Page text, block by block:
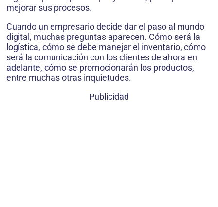
mejorar sus procesos.
Cuando un empresario decide dar el paso al mundo
digital, muchas preguntas aparecen. Cómo será la
logística, cómo se debe manejar el inventario, cómo
será la comunicación con los clientes de ahora en
adelante, cómo se promocionarán los productos,
entre muchas otras inquietudes.
Publicidad